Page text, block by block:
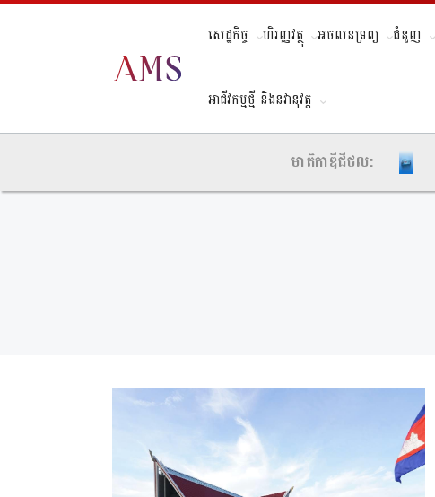
សេដ្ឋកិច្ច ហិរញ្ញវត្ថុ អចលនទ្រព្យ ជំនួញ
អាជីវកម្មថ្មី និងនវានុវត្ត
មាតិកាឌីជីថល: